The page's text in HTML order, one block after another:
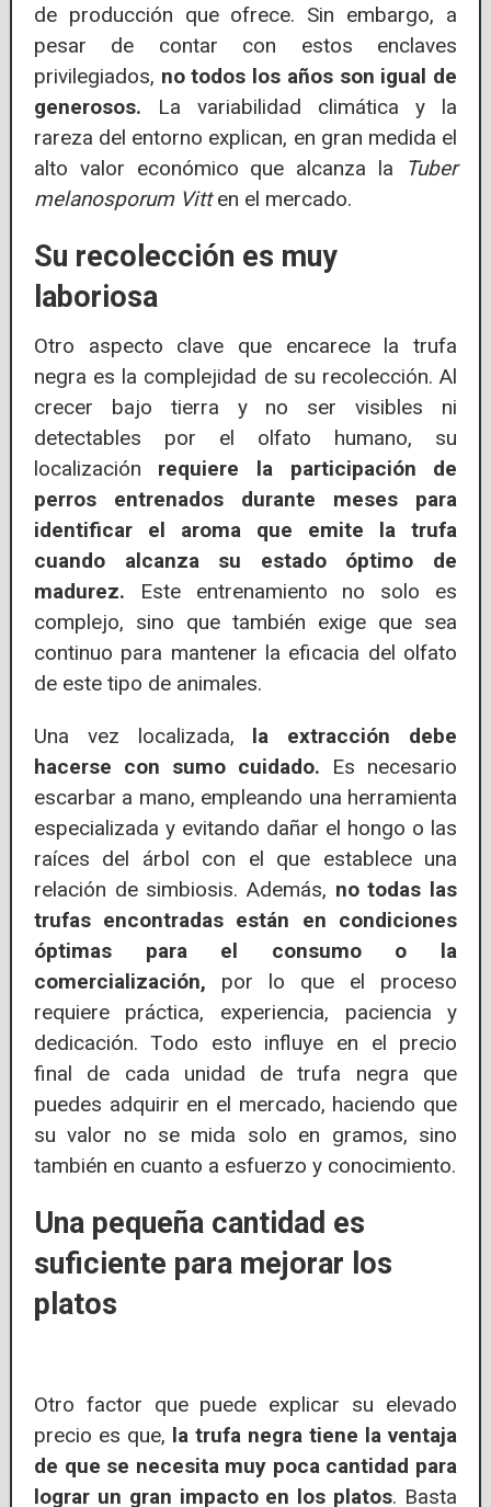
de producción que ofrece. Sin embargo, a
pesar de contar con estos enclaves
privilegiados, no todos los años son igual de
generosos. La variabilidad climática y la
rareza del entorno explican, en gran medida el
alto valor económico que alcanza la
Tuber
melanosporum Vitten el mercado.
Su recolección es muy
laboriosa
Otro aspecto clave que encarece la trufa
negra es la complejidad de su recolección. Al
crecer bajo tierra y no ser visibles ni
detectables por el olfato humano, su
localización requiere la participación de
perros entrenados durante meses para
identificar el aroma que emite la trufa
cuando alcanza su estado óptimo de
madurez. Este entrenamiento no solo es
complejo, sino que también exige que sea
continuo para mantener la eficacia del olfato
de este tipo de animales.
Una vez localizada, la extracción debe
hacerse con sumo cuidado. Es necesario
escarbar a mano, empleando una herramienta
especializada y evitando dañar el hongo o las
raíces del árbol con el que establece una
relación de simbiosis. Además, no todas las
trufas encontradas están en condiciones
óptimas para el consumo o la
comercialización, por lo que el proceso
requiere práctica, experiencia, paciencia y
dedicación. Todo esto influye en el precio
final de cada unidad de trufa negra que
puedes adquirir en el mercado, haciendo que
su valor no se mida solo en gramos, sino
también en cuanto a esfuerzo y conocimiento.
Una pequeña cantidad es
suficiente para mejorar los
platos
Otro factor que puede explicar su elevado
precio es que, la trufa negra tiene la ventaja
de que se necesita muy poca cantidad para
lograr un gran impacto en los platos. Basta